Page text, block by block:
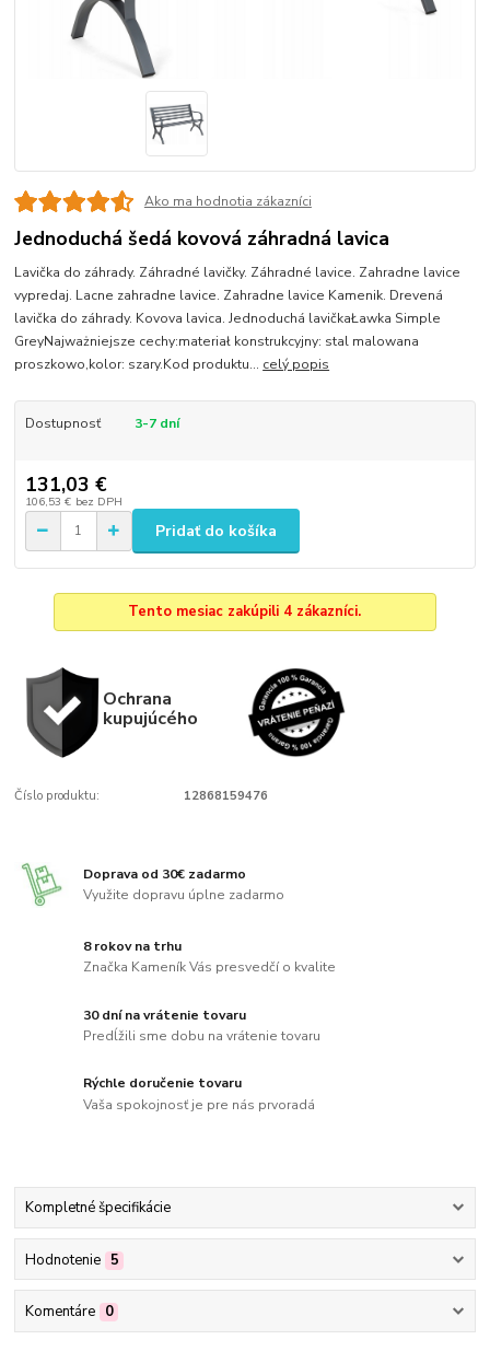
Ako ma hodnotia zákazníci
Jednoduchá šedá kovová záhradná lavica
Lavička do záhrady. Záhradné lavičky. Záhradné lavice. Zahradne lavice
vypredaj. Lacne zahradne lavice. Zahradne lavice Kamenik. Drevená
lavička do záhrady. Kovova lavica. Jednoduchá lavičkaŁawka Simple
GreyNajważniejsze cechy:materiał konstrukcyjny: stal malowana
proszkowo,kolor: szary.Kod produktu... celý popis
Dostupnosť 3-7 dní
131,03 €
106,53 € bez DPH
Pridať do košíka
Tento mesiac zakúpili 4 zákazníci.
Ochrana
kupujúcého
Číslo produktu: 12868159476
Doprava od 30€ zadarmo
Využite dopravu úplne zadarmo
8 rokov na trhu
Značka Kameník Vás presvedčí o kvalite
30 dní na vrátenie tovaru
Predĺžili sme dobu na vrátenie tovaru
Rýchle doručenie tovaru
Vaša spokojnosť je pre nás prvoradá
Kompletné špecifikácie
Hodnotenie 5
Komentáre 0